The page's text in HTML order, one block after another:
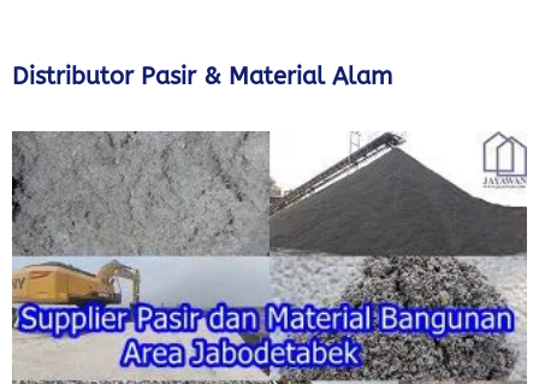
Distributor Pasir & Material Alam